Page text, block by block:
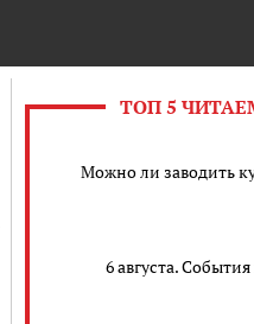
ТОП 5
Можно ли заводить
6 августа.